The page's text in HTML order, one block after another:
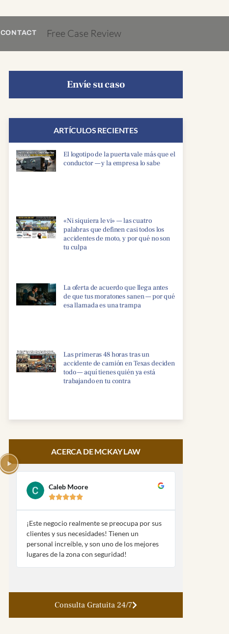
CONTACT Free Case Review
Envíe su caso
ARTÍCULOS RECIENTES
El logotipo de la puerta vale más que el
conductor — y la empresa lo sabe
«Ni siquiera le vi» — las cuatro
palabras que definen casi todos los
accidentes de moto, y por qué no son
tu culpa
La oferta de acuerdo que llega antes
de que tus moratones sanen — por qué
esa llamada es una trampa
Las primeras 48 horas tras un
accidente de camión en Texas deciden
todo — aquí tienes quién ya está
trabajando en tu contra
ACERCA DE MCKAY LAW
Caleb Moore

¡Este negocio realmente se preocupa por sus
clientes y sus necesidades! Tienen un
personal increíble, y son uno de los mejores
lugares de la zona con seguridad!
Consulta Gratuita 24/7